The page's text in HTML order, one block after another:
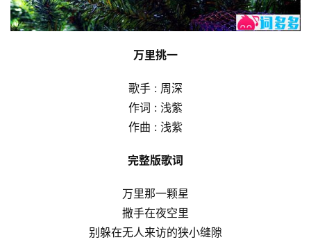
万里挑一
歌手 : 周深
作词 : 浅紫
作曲 : 浅紫
完整版歌词
万里那一颗星
撒手在夜空里
别躲在无人来访的狭小缝隙